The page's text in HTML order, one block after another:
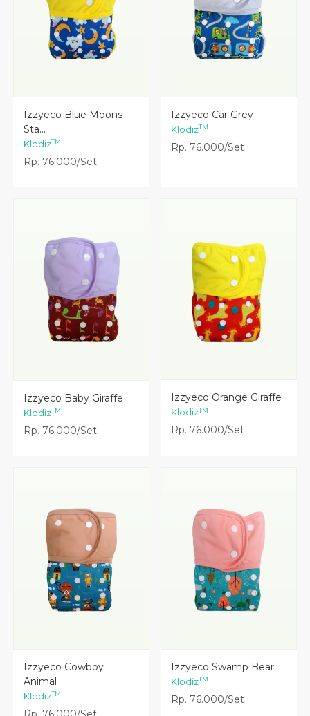
Lihat Detail
Izzyeco Blue Moons
Sta...
KlodizTM
Rp. 76.000/Set
Lihat Detail
Izzyeco Car Grey
KlodizTM
Rp. 76.000/Set
Lihat Detail
Izzyeco Baby Giraffe
KlodizTM
Rp. 76.000/Set
Lihat Detail
Izzyeco Orange Giraffe
KlodizTM
Rp. 76.000/Set
Lihat Detail
Izzyeco Cowboy
Animal
KlodizTM
Lihat Detail
Izzyeco Swamp Bear
KlodizTM
Rp. 76.000/Set